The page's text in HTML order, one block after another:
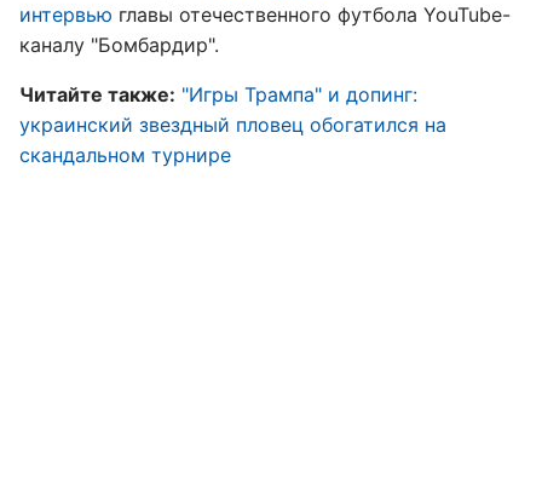
интервью главы отечественного футбола YouTube-
каналу "Бомбардир".
Читайте также: "Игры Трампа" и допинг:
украинский звездный пловец обогатился на
скандальном турнире